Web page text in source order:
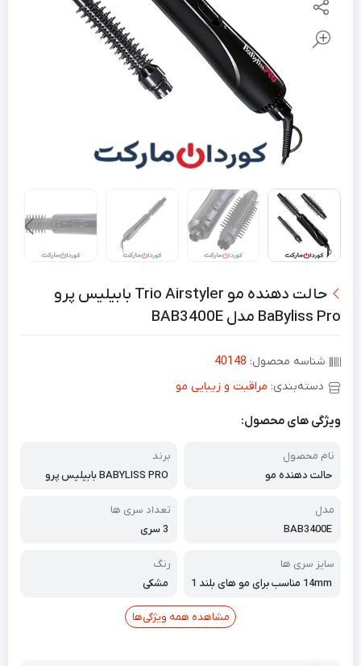
حالت دهنده مو Trio Airstyler بابیلیس پرو
BaByliss Pro مدل BAB3400E
شناسه محصول: 40148
دسته‌بندی: مراقبت و زیبایی مو
ویژگی های محصول:
نام محصول
حالت دهنده مو
برند
BABYLISS PRO بابیلیس پرو
مدل
BAB3400E
تعداد سری ها
3 سری
سایز سری ها
14mm مناسب برای مو های بلند 1
وسط 24mmمناسب برای مو های ک
رنگ
مشکی
مشاهده همه ویژگی‌ها